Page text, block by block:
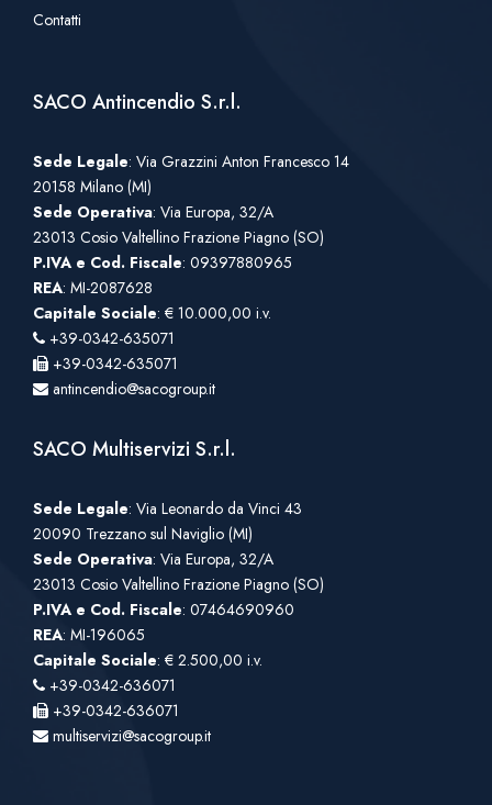
Contatti
SACO Antincendio S.r.l.
Sede Legale: Via Grazzini Anton Francesco 14
20158 Milano (MI)
Sede Operativa: Via Europa, 32/A
23013 Cosio Valtellino Frazione Piagno (SO)
P.IVA e Cod. Fiscale: 09397880965
REA: MI-2087628
Capitale Sociale: € 10.000,00 i.v.
+39-0342-635071
+39-0342-635071
antincendio@sacogroup.it
SACO Multiservizi S.r.l.
Sede Legale: Via Leonardo da Vinci 43
20090 Trezzano sul Naviglio (MI)
Sede Operativa: Via Europa, 32/A
23013 Cosio Valtellino Frazione Piagno (SO)
P.IVA e Cod. Fiscale: 07464690960
REA: MI-196065
Capitale Sociale: € 2.500,00 i.v.
+39-0342-636071
+39-0342-636071
multiservizi@sacogroup.it